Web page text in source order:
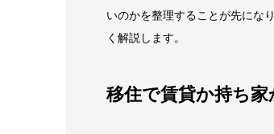
いのかを整理することが先にな
く解説します。
移住で賃貸か持ち